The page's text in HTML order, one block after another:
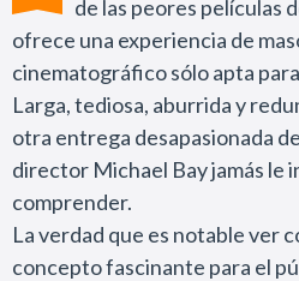
de las peores películas
ofrece una experiencia de
cinematográfico sólo apta
Larga, tediosa, aburrida y
otra entrega desapasionada
director Michael Bay jamás le
comprender.
La verdad que es notable ver
concepto fascinante para el